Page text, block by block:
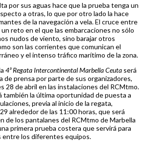
por sus aguas hace que la prueba tenga un
a otras, lo que por otro lado la hace
de la navegación a vela. El cruce entre
reto en el que las embarcaciones no sólo
nudos de viento, sino barajar otros
son las corrientes que comunican el
y el intenso tráfico marítimo de la zona.
4ª Regata Intercontinental Marbella Ceuta será
de prensa por parte de sus organizadores,
28 de abril en las instalaciones del RCMtmo.
también la última oportunidad de puesta a
previa al inicio de la regata,
alrededor de las 11:00 horas, que será
de los pantalanes del RCMtmo de Marbella
primera prueba costera que servirá para
entre los diferentes equipos.